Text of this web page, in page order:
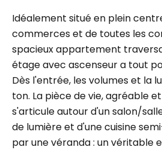
Idéalement situé en plein
commerces et de toutes les
spacieux appartement
étage avec ascenseur a tout
Dès l'entrée, les volumes et la
ton. La pièce de vie, agréable
s'articule autour d'un salon/
de lumière et d'une cuisine
par une véranda : un véritable